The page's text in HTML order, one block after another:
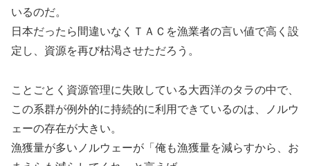
いるのだ。
日本だったら間違いなくＴＡＣを漁業者の言い値で高く設
定し、資源を再び枯渇させただろう。
ことごとく資源管理に失敗している大西洋のタラの中で、
この系群が例外的に持続的に利用できているのは、ノルウ
ェーの存在が大きい。
漁獲量が多いノルウェーが「俺も漁獲量を減らすから、お